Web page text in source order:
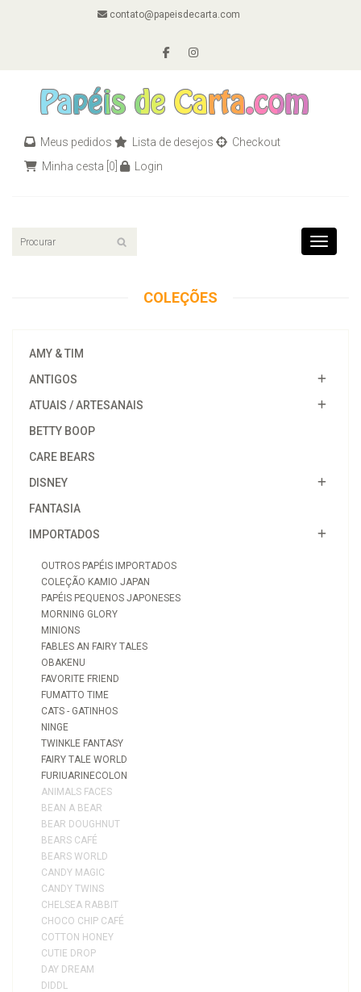
contato@papeisdecarta.com
Meus pedidos Lista de desejos
Checkout
Minha cesta [0] Login
Toggle
COLEÇÕES
AMY & TIM
ANTIGOS
ATUAIS / ARTESANAIS
BETTY BOOP
CARE BEARS
DISNEY
FANTASIA
IMPORTADOS
OUTROS PAPÉIS IMPORTADOS
COLEÇÃO KAMIO JAPAN
PAPÉIS PEQUENOS JAPONESES
MORNING GLORY
MINIONS
FABLES AN FAIRY TALES
OBAKENU
FAVORITE FRIEND
FUMATTO TIME
CATS - GATINHOS
NINGE
TWINKLE FANTASY
FAIRY TALE WORLD
FURIUARINECOLON
ANIMALS FACES
BEAN A BEAR
BEAR DOUGHNUT
BEARS CAFÉ
BEARS WORLD
CANDY MAGIC
CANDY TWINS
CHELSEA RABBIT
CHOCO CHIP CAFÉ
COTTON HONEY
CUTIE DROP
DAY DREAM
DIDDL